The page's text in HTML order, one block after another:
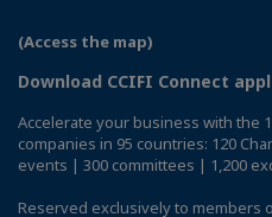
(Access the map)
Download CCIFI Connect
Accelerate your business with the
companies in 95 countries: 120
events | 300 committees | 1,200
Reserved exclusively to members